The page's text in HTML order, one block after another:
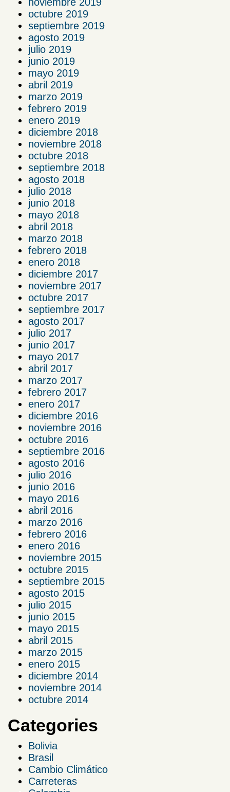
octubre 2019
septiembre 2019
agosto 2019
julio 2019
junio 2019
mayo 2019
abril 2019
marzo 2019
febrero 2019
enero 2019
diciembre 2018
noviembre 2018
octubre 2018
septiembre 2018
agosto 2018
julio 2018
junio 2018
mayo 2018
abril 2018
marzo 2018
febrero 2018
enero 2018
diciembre 2017
noviembre 2017
octubre 2017
septiembre 2017
agosto 2017
julio 2017
junio 2017
mayo 2017
abril 2017
marzo 2017
febrero 2017
enero 2017
diciembre 2016
noviembre 2016
octubre 2016
septiembre 2016
agosto 2016
julio 2016
junio 2016
mayo 2016
abril 2016
marzo 2016
febrero 2016
enero 2016
noviembre 2015
octubre 2015
septiembre 2015
agosto 2015
julio 2015
junio 2015
mayo 2015
abril 2015
marzo 2015
enero 2015
diciembre 2014
noviembre 2014
octubre 2014
Categories
Bolivia
Brasil
Cambio Climático
Carreteras